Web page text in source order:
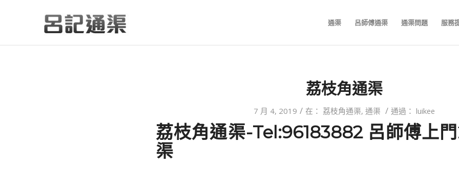
通渠 呂師傅通渠 通渠問題 服務
荔枝角通渠
7 月 4, 2019 / 在： 荔枝角通渠, 通渠 / 通過： luikee
荔枝角通渠-Tel:96183882 呂師傅上
渠